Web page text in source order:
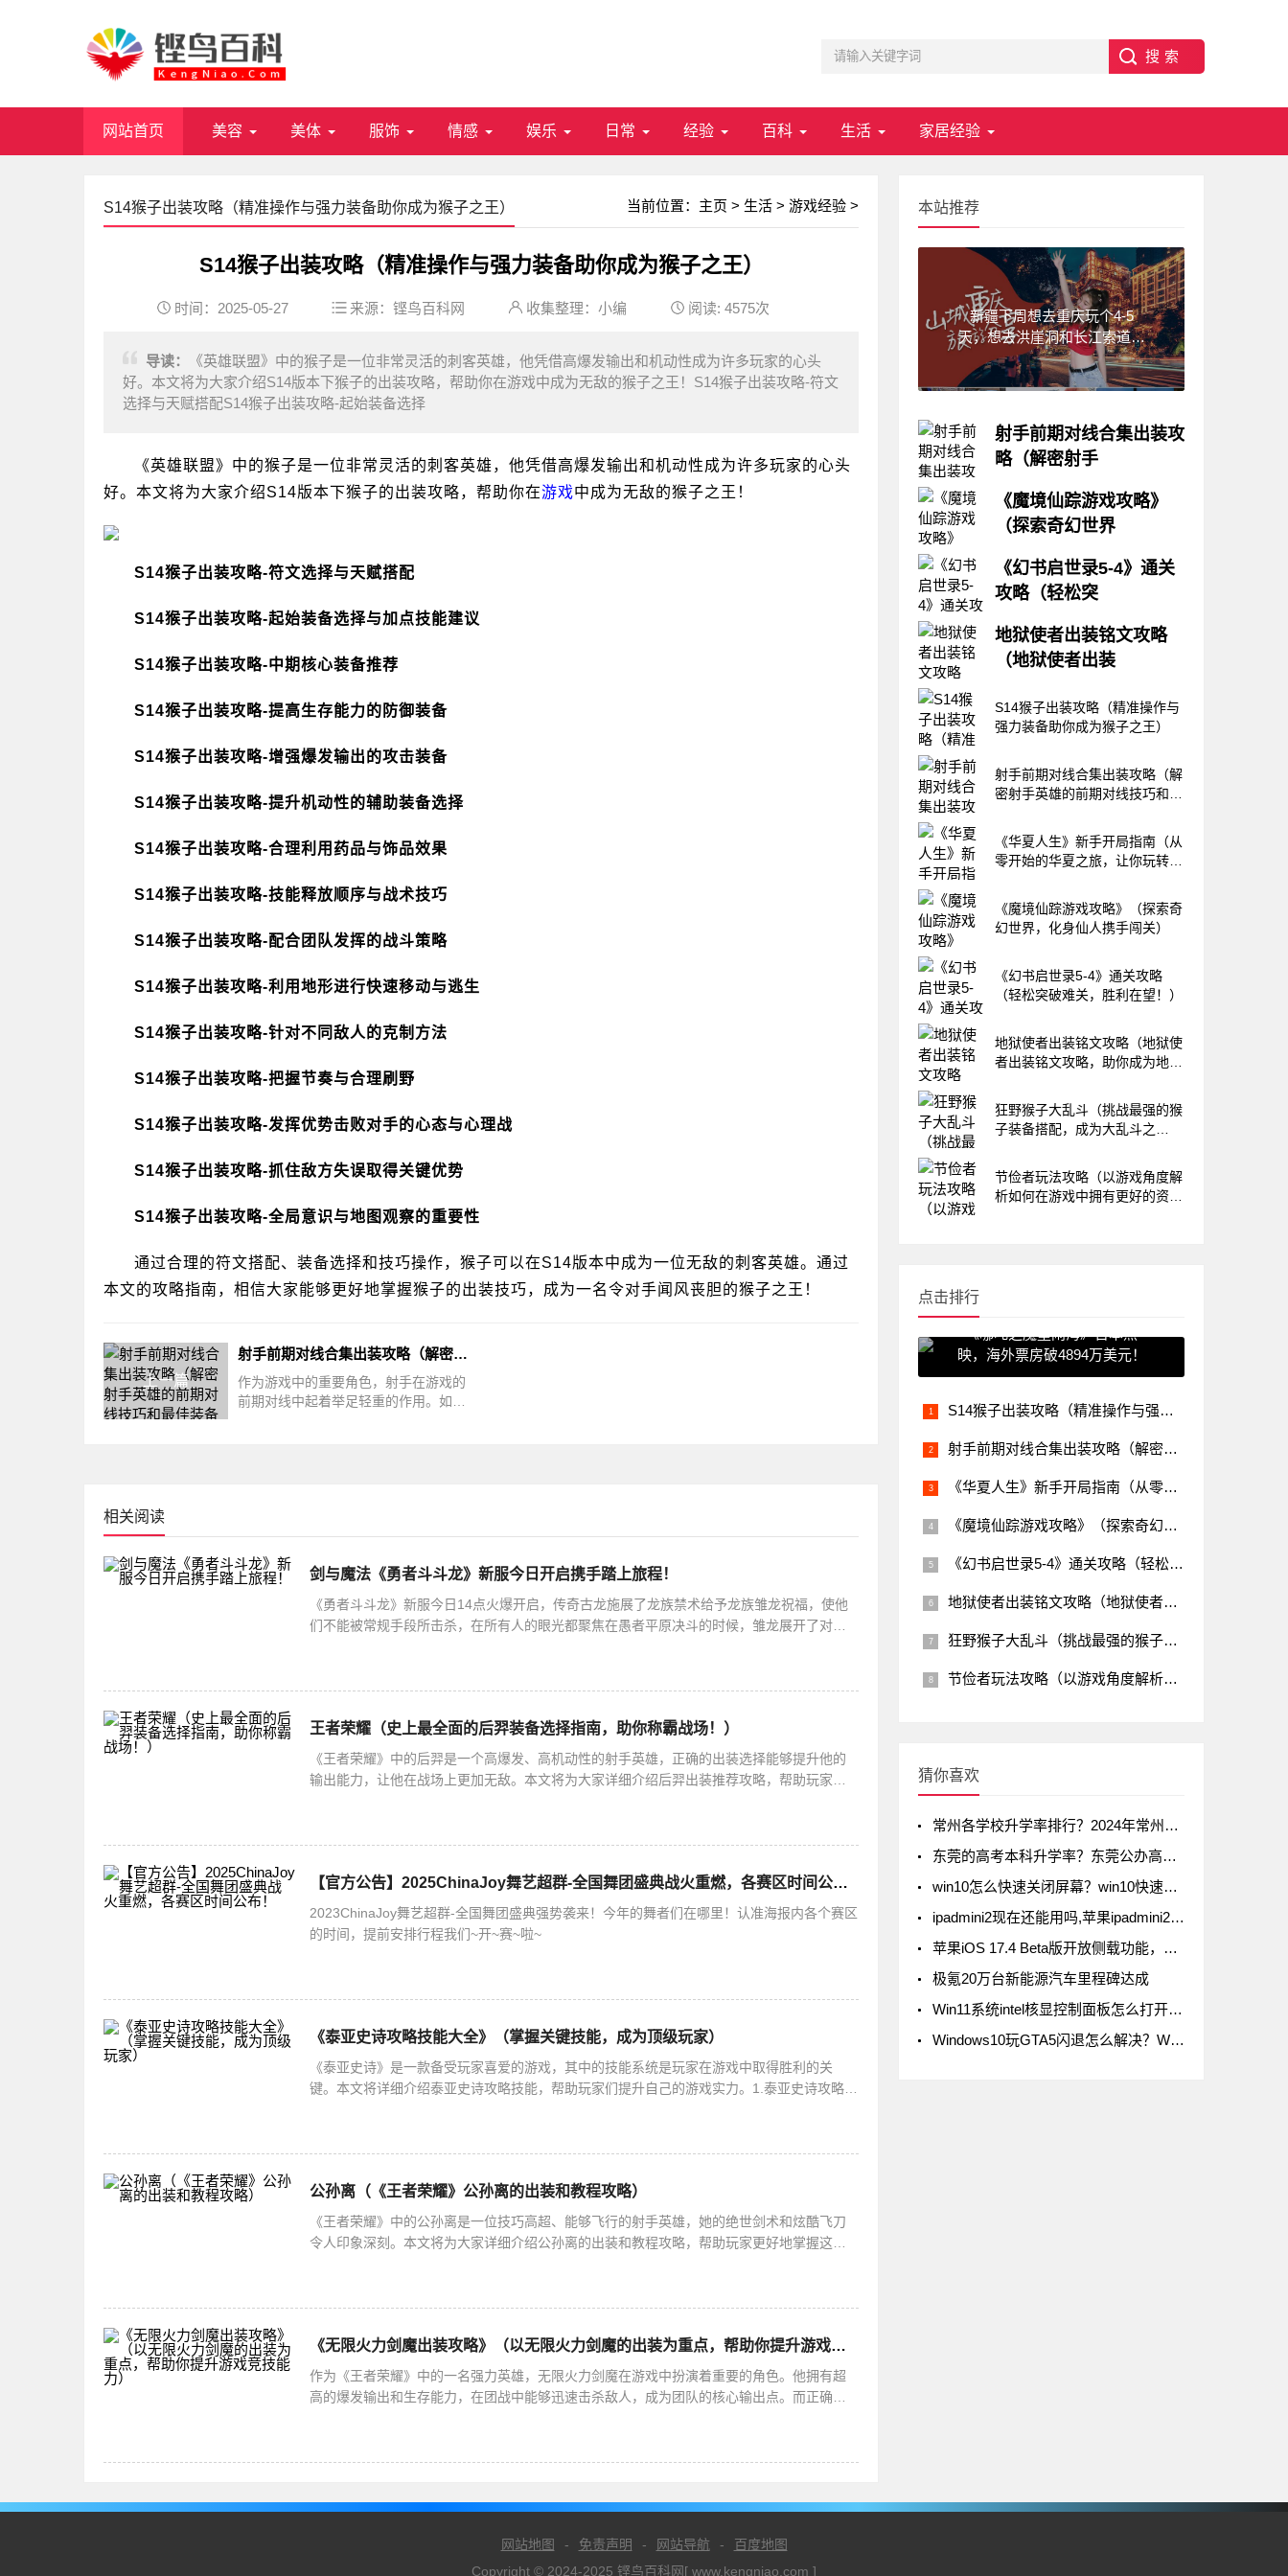
网站首页 美容 美体 服饰 情感 娱乐 日常 经验 百科 生活 家居经验
当前位置： 主页 > 生活 > 游戏经验 >
S14猴子出装攻略（精准操作与强力装备助你成为猴子之王）
S14猴子出装攻略（精准操作与强力装备助你成为猴子之王）
时间：2025-05-27 来源： 铿鸟百科网 收集整理：小编 阅读: 4575次
导读：
《英雄联盟》中的猴子是一位非常灵活的刺客英雄，他凭借高爆发输出和机动性成为许多玩家的心头
好。本文将为大家介绍S14版本下猴子的出装攻略，帮助你在游戏中成为无敌的猴子之王！S14猴子出装攻略-符文
选择与天赋搭配S14猴子出装攻略-起始装备选择
《英雄联盟》中的猴子是一位非常灵活的刺客英雄，他凭借高爆发输出和机动性成为许多玩家的心头
好。本文将为大家介绍S14版本下猴子的出装攻略，帮助你在游戏中成为无敌的猴子之王！
S14猴子出装攻略-符文选择与天赋搭配
S14猴子出装攻略-起始装备选择与加点技能建议
S14猴子出装攻略-中期核心装备推荐
S14猴子出装攻略-提高生存能力的防御装备
S14猴子出装攻略-增强爆发输出的攻击装备
S14猴子出装攻略-提升机动性的辅助装备选择
S14猴子出装攻略-合理利用药品与饰品效果
S14猴子出装攻略-技能释放顺序与战术技巧
S14猴子出装攻略-配合团队发挥的战斗策略
S14猴子出装攻略-利用地形进行快速移动与逃生
S14猴子出装攻略-针对不同敌人的克制方法
S14猴子出装攻略-把握节奏与合理刷野
S14猴子出装攻略-发挥优势击败对手的心态与心理战
S14猴子出装攻略-抓住敌方失误取得关键优势
S14猴子出装攻略-全局意识与地图观察的重要性
通过合理的符文搭配、装备选择和技巧操作，猴子可以在S14版本中成为一位无敌的刺客英雄。通过
本文的攻略指南，相信大家能够更好地掌握猴子的出装技巧，成为一名令对手闻风丧胆的猴子之王！
上一篇
射手前期对线合集出装攻略（解密射手英雄的前期对线技巧和最佳装备选择）
作为游戏中的重要角色，射手在游戏的
前期对线中起着举足轻重的作用。如何
相关阅读
剑与魔法《勇者斗斗龙》新服今日开启携手踏上旅程！
《勇者斗斗龙》新服今日14点火爆开启，传奇古龙施展了龙族禁术给予龙族雏龙祝福，使他
们不能被常规手段所击杀，在所有人的眼光都聚焦在愚者平原决斗的时候，雏龙展开了对人
王者荣耀（史上最全面的后羿装备选择指南，助你称霸战场！）
《王者荣耀》中的后羿是一个高爆发、高机动性的射手英雄，正确的出装选择能够提升他的
输出能力，让他在战场上更加无敌。本文将为大家详细介绍后羿出装推荐攻略，帮助玩家们
【官方公告】2025ChinaJoy舞艺超群-全国舞团盛典战火重燃，各赛区时间公布！
2023ChinaJoy舞艺超群-全国舞团盛典强势袭来！今年的舞者们在哪里！认准海报内各个赛区
的时间，提前安排行程我们~开~赛~啦~
《泰亚史诗攻略技能大全》（掌握关键技能，成为顶级玩家）
《泰亚史诗》是一款备受玩家喜爱的游戏，其中的技能系统是玩家在游戏中取得胜利的关
键。本文将详细介绍泰亚史诗攻略技能，帮助玩家们提升自己的游戏实力。1.泰亚史诗攻略技
公孙离（《王者荣耀》公孙离的出装和教程攻略）
《王者荣耀》中的公孙离是一位技巧高超、能够飞行的射手英雄，她的绝世剑术和炫酷飞刀
令人印象深刻。本文将为大家详细介绍公孙离的出装和教程攻略，帮助玩家更好地掌握这个
《无限火力剑魔出装攻略》（以无限火力剑魔的出装为重点，帮助你提升游戏竞技能力）
作为《王者荣耀》中的一名强力英雄，无限火力剑魔在游戏中扮演着重要的角色。他拥有超
高的爆发输出和生存能力，在团战中能够迅速击杀敌人，成为团队的核心输出点。而正确的
本站推荐
新疆下周想去重庆玩个4-5
天，想去洪崖洞和长江索道，
武隆天坑,求一份重庆旅游攻
略！费用不要太高?
射手前期对线合集出装攻
略（解密射手
作为游戏中的重要角色，射手在
游戏的前期对线中起着举足轻重
的作用。如何正确选择合适的装
输出，是每个射手玩家追求的目
标。本文将介绍一些常见射手英
雄的前期对线技巧，并提供一些
出装攻略，帮助玩家在前期对线
中取得优势。一、
《魔境仙踪游戏攻略》
（探索奇幻世界
《魔境仙踪游戏攻略》是一款以
奇幻世界为背景的冒险游戏，玩
家扮演仙人角色，在魔境中探
详细介绍游戏的攻略指南，帮助
玩家顺利通关。1.魔境的起源与
设定——探索神秘世界的起点魔
为背景，玩家需要
《幻书启世录5-4》通关
攻略（轻松突
《幻书启世录5-4》是游戏中的
一大难关，许多玩家都会因此卡
关无法继续游戏。本文将为大家
助到所有需要的玩家。一、了解
敌人属性在开始攻略前，我们需
要了解敌人的属性。这一章节的
人物的水晶怪兽
地狱使者出装铭文攻略
（地狱使者出装
有惊人的攻击力和生存能力。在
游戏中，出装和铭文的选择对于
将为玩家提供一份地狱使者出装
铭文攻略，助你在战场上展现无
畏的力量。1.逆天的输出装备：
核心装备，能够
S14猴子出装攻略（精准操作与
强力装备助你成为猴子之王）
射手前期对线合集出装攻略（解
密射手英雄的前期对线技巧和最
《华夏人生》新手开局指南（从
零开始的华夏之旅，让你玩转游
《魔境仙踪游戏攻略》（探索奇
幻世界，化身仙人携手闯关）
《幻书启世录5-4》通关攻略
（轻松突破难关，胜利在望！）
地狱使者出装铭文攻略（地狱使
者出装铭文攻略，助你成为地狱
狂野猴子大乱斗（挑战最强的猴
子装备搭配，成为大乱斗之
节俭者玩法攻略（以游戏角度解
析如何在游戏中拥有更好的资源
点击排行
《哪吒之魔童闹海》日本热
映，海外票房破4894万美元！
S14猴子出装攻略（精准操作与强力装备助你成为猴子之王）
射手前期对线合集出装攻略（解密射手英雄的前期对线技巧和最佳装备选择）
《华夏人生》新手开局指南（从零开始的华夏之旅，让你玩转游戏！）
《魔境仙踪游戏攻略》（探索奇幻世界，化身仙人携手闯关）
《幻书启世录5-4》通关攻略（轻松突破难关，胜利在望！）
地狱使者出装铭文攻略（地狱使者出装铭文攻略，助你成为地狱中的统治者！）
狂野猴子大乱斗（挑战最强的猴子装备搭配，成为大乱斗之王！）
节俭者玩法攻略（以游戏角度解析如何在游戏中拥有更好的资源管理和经济控制能力）
猜你喜欢
常州各学校升学率排行？2024年常州初中升学率排名
东莞的高考本科升学率？东莞公办高中录取率有多少
win10怎么快速关闭屏幕？win10快速关闭屏幕方法
ipadmini2现在还能用吗,苹果ipadmini2现在还能用吗
苹果iOS 17.4 Beta版开放侧载功能，但iPad不在列
极氪20万台新能源汽车里程碑达成
Win11系统intel核显控制面板怎么打开-打开intel核显控制面板的方法
Windows10玩GTA5闪退怎么解决？Windows10玩GTA5闪退解决方法
网站地图 - 免责声明 - 网站导航 -
百度地图
Copyright © 2024-2025 铿鸟百科网[ www.kengniao.com ]